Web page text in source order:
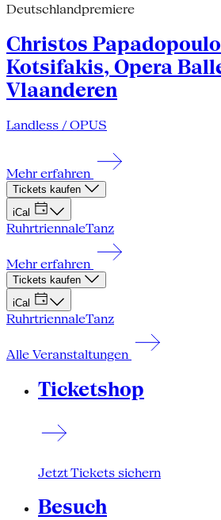
Deutschlandpremiere
Christos
Kotsifakis, Opera
Vlaanderen
Landless / OPUS
Mehr erfahren
Tickets kaufen
iCal
RuhrtriennaleTanz
Mehr erfahren
Tickets kaufen
iCal
RuhrtriennaleTanz
Alle Veranstaltungen
Ticketshop
Jetzt Tickets sichern
Besuch